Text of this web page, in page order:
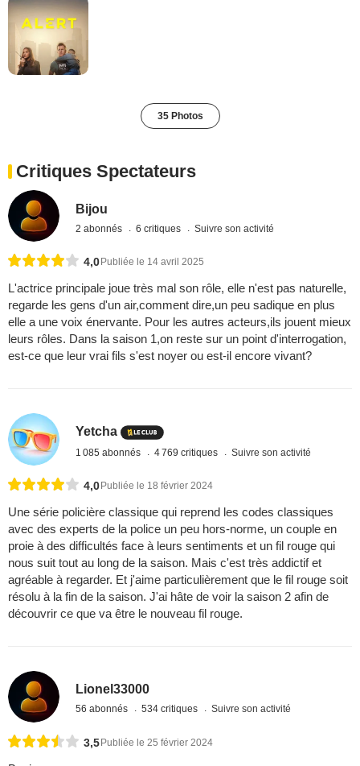
35 Photos
Critiques Spectateurs
Bijou
2 abonnés 6 critiques Suivre son activité
4,0 Publiée le 14 avril 2025
L'actrice principale joue très mal son rôle, elle n'est pas naturelle,
regarde les gens d'un air,comment dire,un peu sadique en plus
elle a une voix énervante. Pour les autres acteurs,ils jouent mieux
leurs rôles. Dans la saison 1,on reste sur un point d'interrogation,
est-ce que leur vrai fils s'est noyer ou est-il encore vivant?
Yetcha
1 085 abonnés 4 769 critiques Suivre son activité
4,0Publiée le 18 février 2024
Une série policière classique qui reprend les codes classiques
avec des experts de la police un peu hors-norme, un couple en
proie à des difficultés face à leurs sentiments et un fil rouge qui
nous suit tout au long de la saison. Mais c'est très addictif et
agréable à regarder. Et j'aime particulièrement que le fil rouge soit
résolu à la fin de la saison. J'ai hâte de voir la saison 2 afin de
découvrir ce que va être le nouveau fil rouge.
Lionel33000
56 abonnés 534 critiques Suivre son activité
3,5Publiée le 25 février 2024